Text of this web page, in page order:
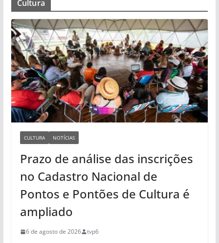
Cultura
CULTURA NOTÍCIAS
Prazo de análise das inscrições
no Cadastro Nacional de
Pontos e Pontões de Cultura é
ampliado
6 de agosto de 2026 tvp6